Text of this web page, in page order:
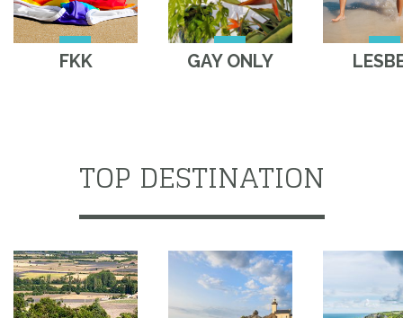
FKK GAY ONLY
TOP DESTINATION